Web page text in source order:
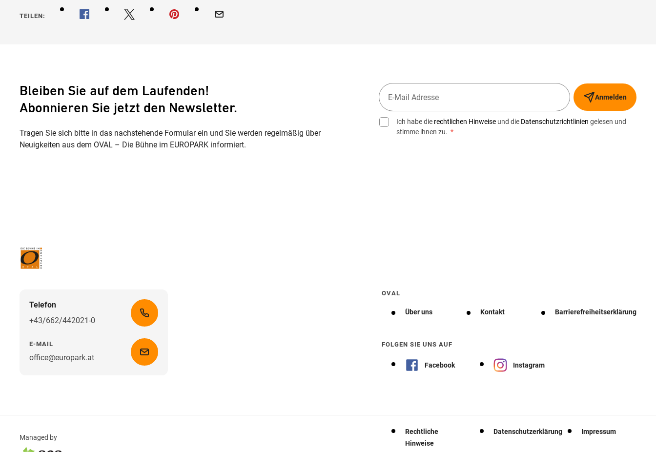
TEILEN:
Bleiben Sie auf dem Laufenden!
Abonnieren Sie jetzt den Newsletter.
Tragen Sie sich bitte in das nachstehende Formular ein und Sie werden regelmäßig über
Neuigkeiten aus dem OVAL – Die Bühne im EUROPARK informiert.
Anmelden
Ich habe die rechtlichen Hinweise und die Datenschutzrichtlinien gelesen und
stimme ihnen zu. *
Telefon
+43/662/442021-0
E-MAIL
office@europark.at
OVAL
Über uns Kontakt Barrierefreiheitserklärung
FOLGEN SIE UNS AUF
Facebook Instagram
Managed by
Rechtliche
Hinweise
Datenschutzerklärung Impressum